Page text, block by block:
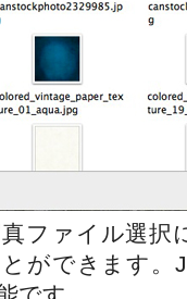
ファイル選択
ができます。